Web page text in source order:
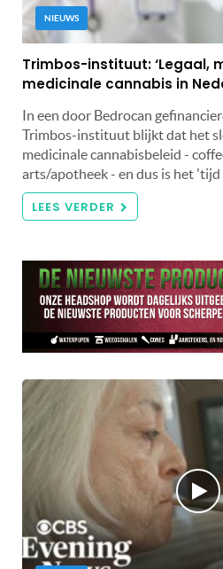
NIEUWS
Trimbos-instituut: ‘Legaal,
medicinale cannabis in
In een door Bedrocan
Trimbos-instituut blijkt dat het
medicinale cannabisbeleid -
arts/apotheek - en dus is het
LEES VERDER